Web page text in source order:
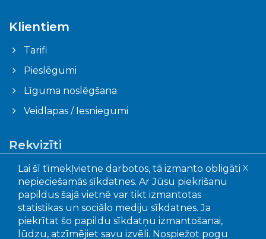
Klientiem
Tarifi
Pieslēgumi
Līguma noslēgšana
Veidlapas / Iesniegumi
Rekvizīti
Ogres novada pašvaldības aģentūra "Ogres
komunikācijas"
Faktiskā adrese: Akmeņu iela 43, Ogre, LV – 5001
Juridiskā adrese: Mālkalnes pr. 3, Ogre, LV- 5001
Reģistrācijas Nr.: 90010402651
X
Lai šī tīmekļvietne darbotos, tā izmanto obligāti
nepieciešamās sīkdatnes. Ar Jūsu piekrišanu
papildus šajā vietnē var tikt izmantotas
statistikas un sociālo mediju sīkdatnes. Ja
piekrītat šo papildu sīkdatņu izmantošanai,
lūdzu, atzīmējiet savu izvēli. Nospiežot pogu